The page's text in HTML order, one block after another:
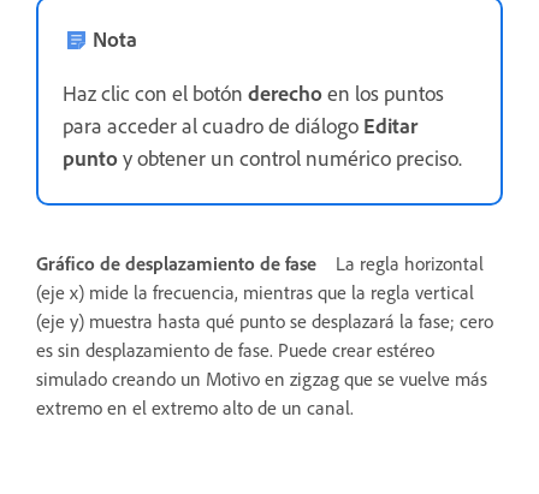
Nota
Haz clic con el botón derechoen los puntos
para acceder al cuadro de diálogo Editar
puntoy obtener un control numérico preciso.
Gráfico de desplazamiento de fase
La regla horizontal
(eje x) mide la frecuencia, mientras que la regla vertical
(eje y) muestra hasta qué punto se desplazará la fase; cero
es sin desplazamiento de fase. Puede crear estéreo
simulado creando un Motivo en zigzag que se vuelve más
extremo en el extremo alto de un canal.